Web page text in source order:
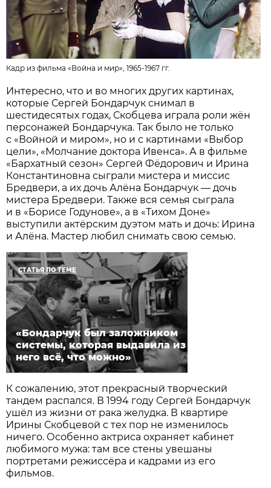
Кадр из фильма «Война и мир», 1965-1967 гг.
Интересно, что и во многих других картинах,
которые Сергей Бондарчук снимал в
шестидесятых годах, Скобцева играла роли жён
персонажей Бондарчука. Так было не только
с «Войной и миром», но и с картинами «Выбор
цели», «Молчание доктора Ивенса». А в фильме
«Бархатный сезон» Сергей Фёдорович и Ирина
Константиновна сыграли мистера и миссис
Бредвери, а их дочь Алёна Бондарчук — дочь
мистера Бредвери. Также вся семья сыграла
и в «Борисе Годунове», а в «Тихом Доне»
выступили актёрским дуэтом мать и дочь: Ирина
и Алёна. Мастер любил снимать свою семью.
СТАТЬЯ ПО ТЕМЕ
«Бондарчук был заложником
системы, которая выдавила из
него всё, что можно»
К сожалению, этот прекрасный творческий
тандем распался. В 1994 году Сергей Бондарчук
ушёл из жизни от рака желудка. В квартире
Ирины Скобцевой с тех пор не изменилось
ничего. Особенно актриса охраняет кабинет
любимого мужа: там все стены увешаны
портретами режиссёра и кадрами из его
фильмов.